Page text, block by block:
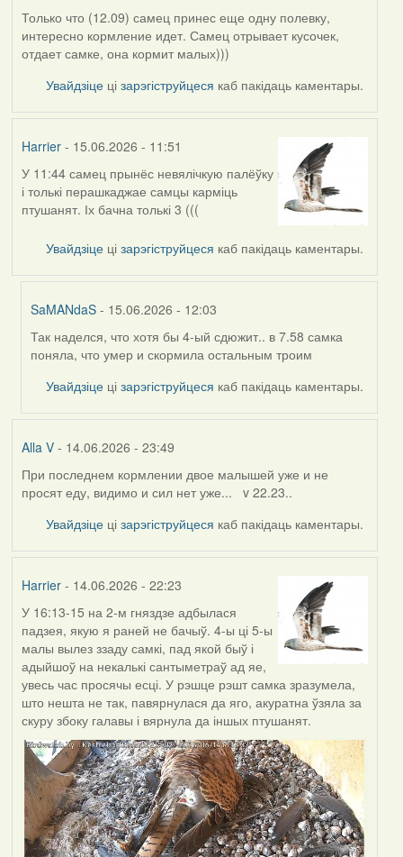
Только что (12.09) самец принес еще одну полевку,
интересно кормление идет. Самец отрывает кусочек,
отдает самке, она кормит малых)))
Увайдзіце цізарэгіструйцеся каб пакідаць каментары.
Harrier- 15.06.2026 - 11:51
У 11:44 самец прынёс невялічкую палёўку
і толькі перашкаджае самцы карміць
птушанят. Іх бачна толькі 3 (((
Увайдзіце цізарэгіструйцеся каб пакідаць каментары.
SaMANdaS - 15.06.2026 - 12:03
In
reply
Harrier
Так наделся, что хотя бы 4-ый сдюжит.. в 7.58 самка
поняла, что умер и скормила остальным троим
Увайдзіце цізарэгіструйцеся каб пакідаць каментары.
Alla V- 14.06.2026 - 23:49
При последнем кормлении двое малышей уже и не
просят еду, видимо и сил нет уже... v 22.23..
Увайдзіце цізарэгіструйцеся каб пакідаць каментары.
Harrier- 14.06.2026 - 22:23
У 16:13-15 на 2-м гняздзе адбылася
падзея, якую я раней не бачыў. 4-ы ці 5-ы
малы вылез ззаду самкі, пад якой быў і
адыйшоў на некалькі сантыметраў ад яе,
увесь час просячы есці. У рэшце рэшт самка зразумела,
што нешта не так, павярнулася да яго, акуратна ўзяла за
скуру збоку галавы і вярнула да іншых птушанят.